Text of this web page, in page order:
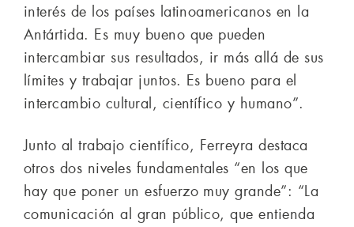
interés de los países latinoamericanos en la
Antártida. Es muy bueno que pueden
intercambiar sus resultados, ir más allá de sus
límites y trabajar juntos. Es bueno para el
intercambio cultural, científico y humano”.
Junto al trabajo científico, Ferreyra destaca
otros dos niveles fundamentales “en los que
hay que poner un esfuerzo muy grande”: “La
comunicación al gran público, que entienda